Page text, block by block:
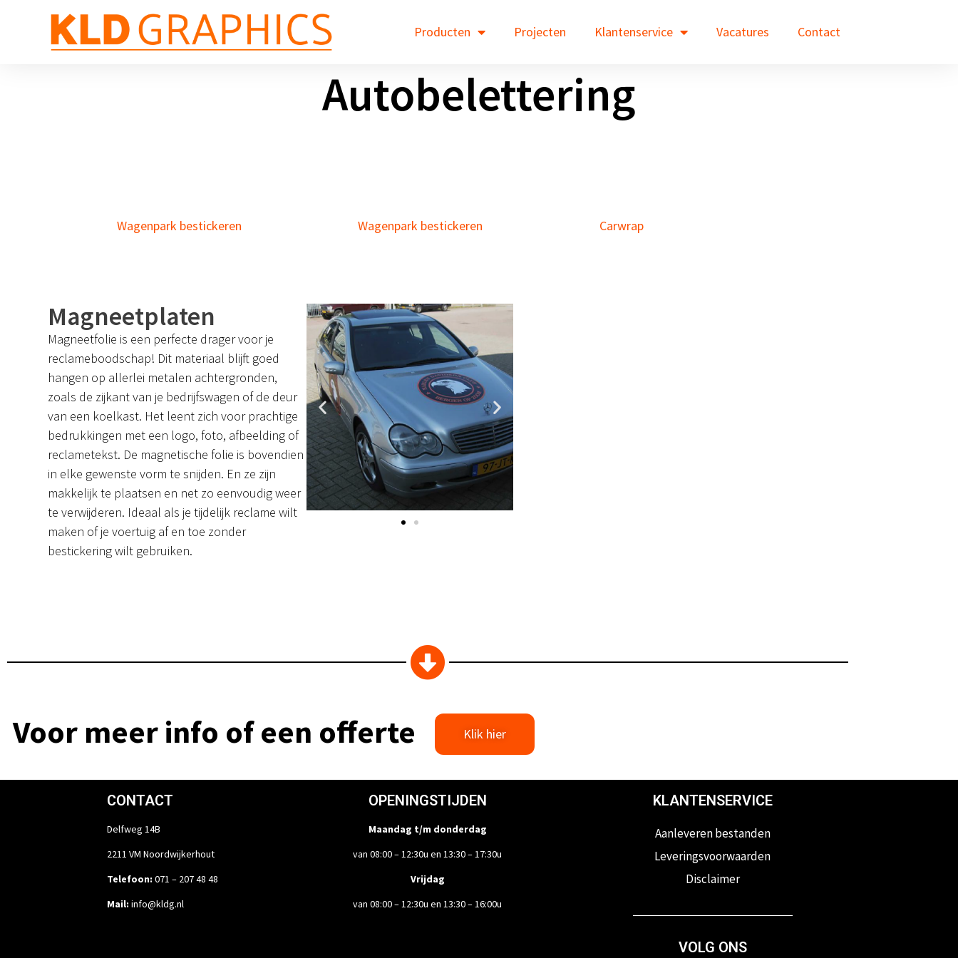
Producten Projecten Klantenservice Vacatures Contact
Autobelettering
Wagenpark bestickeren Wagenpark bestickeren Carwrap
Magneetplaten
Magneetfolie is een perfecte drager voor je
reclameboodschap! Dit materiaal blijft goed
hangen op allerlei metalen achtergronden,
zoals de zijkant van je bedrijfswagen of de deur
van een koelkast. Het leent zich voor prachtige
bedrukkingen met een logo, foto, afbeelding of
reclametekst. De magnetische folie is bovendien
in elke gewenste vorm te snijden. En ze zijn
makkelijk te plaatsen en net zo eenvoudig weer
te verwijderen. Ideaal als je tijdelijk reclame wilt
maken of je voertuig af en toe zonder
bestickering wilt gebruiken.
Voor meer info of een offerte Klik hier
CONTACT
Delfweg 14B
2211 VM Noordwijkerhout
Telefoon: 071 – 207 48 48
Mail: info@kldg.nl
OPENINGSTIJDEN
Maandag t/m donderdag
van 08:00 – 12:30u en 13:30 – 17:30u
Vrijdag
van 08:00 – 12:30u en 13:30 – 16:00u
KLANTENSERVICE
Aanleveren bestanden
Leveringsvoorwaarden
Disclaimer
VOLG ONS